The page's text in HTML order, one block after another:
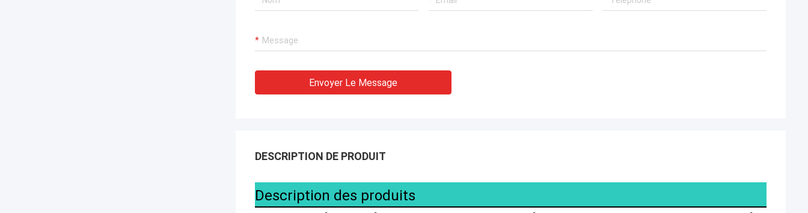
Envoyer Le Message
DESCRIPTION DE PRODUIT
Description des produits